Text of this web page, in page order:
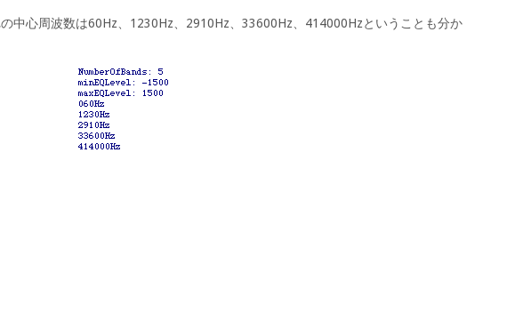
中心周波数は60Hz、1230Hz、2910Hz、33600Hz、414000Hzということも分か